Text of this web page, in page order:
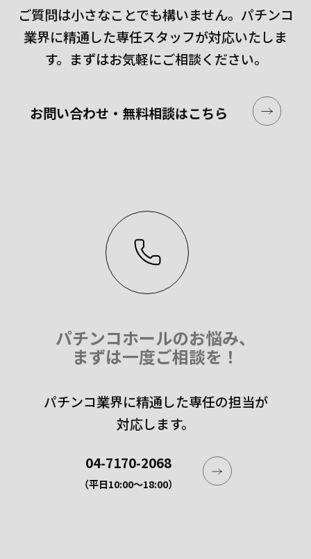
ご質問は小さなことでも構いません。 パチンコ
業界に精通した専任スタッフが対応いたしま
す。 まずはお気軽にご相談ください。
お問い合わせ・無料相談はこちら
パチンコホールのお悩み、
まずは一度ご相談を！
パチンコ業界に精通した専任の担当が
対応します。
04-7170-2068
（平日10:00〜18:00）